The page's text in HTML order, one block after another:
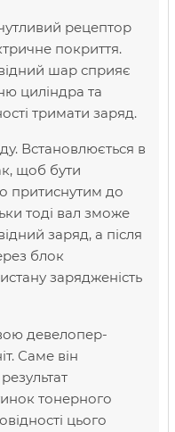
рецептор
покриття.
шар сприяє
циліндра та
тримати заряд.
Встановлюється в
щоб бути
притиснутим до
тоді вал зможе
заряд, а після
блок
зарядженість
девелопер-
Саме він
тонерного
цього